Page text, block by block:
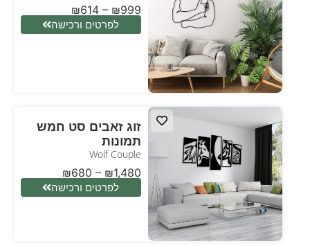
₪614 – ₪999
לפרטים ורכישה
זוג זאבים סט חמש
תמונות
Wolf Couple
₪680 – ₪1,480
לפרטים ורכישה